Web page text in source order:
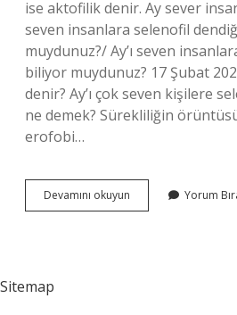
ise aktofilik denir. Ay sever
seven insanlara selenofil
muydunuz?/ Ay’ı seven
biliyor muydunuz? 17 Şubat
denir? Ay’ı çok seven kişilere
ne demek? Sürekliliğin
erofobi…
Devamını okuyun
Seven
Yorum
Sitemap